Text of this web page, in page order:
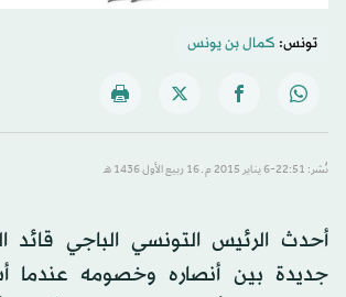
تونس: كمال بن يونس
نُشر: 22:51-6 يناير 2015 م ـ 16 ربيع الأول 1436 هـ
أحدث الرئيس التونسي الباجي قائد
جديدة بين أنصاره وخصومه